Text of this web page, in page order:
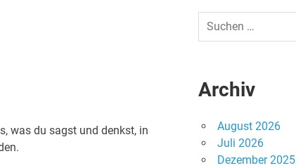
was du sagst und denkst, in
Archiv
August 2026
Juli 2026
Dezember 2025